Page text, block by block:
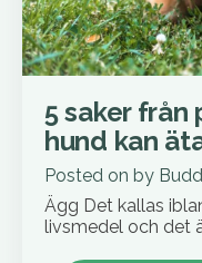
5 saker från
hund kan
Posted on by
Ägg Det kallas
livsmedel och det